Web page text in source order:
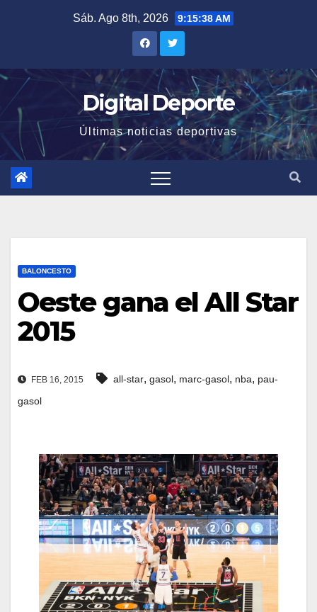
Sáb. Ago 8th, 2026 9:15:38 AM
Digital Deporte
Últimas noticias deportivas
BALONCESTO
Oeste gana el All Star
2015
FEB 16, 2015 all-star, gasol, marc-gasol, nba, pau-
gasol